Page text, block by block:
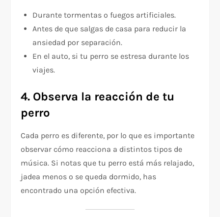
Durante tormentas o fuegos artificiales.
Antes de que salgas de casa para reducir la
ansiedad por separación.
En el auto, si tu perro se estresa durante los
viajes.
4. Observa la reacción de tu
perro
Cada perro es diferente, por lo que es importante
observar cómo reacciona a distintos tipos de
música. Si notas que tu perro está más relajado,
jadea menos o se queda dormido, has
encontrado una opción efectiva.